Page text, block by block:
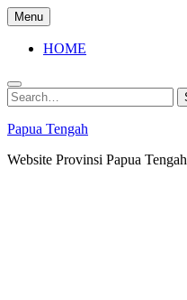
Skip
to
content
Menu
HOME
Search
for:
Search
Papua Tengah
Website Provinsi Papua Tengah